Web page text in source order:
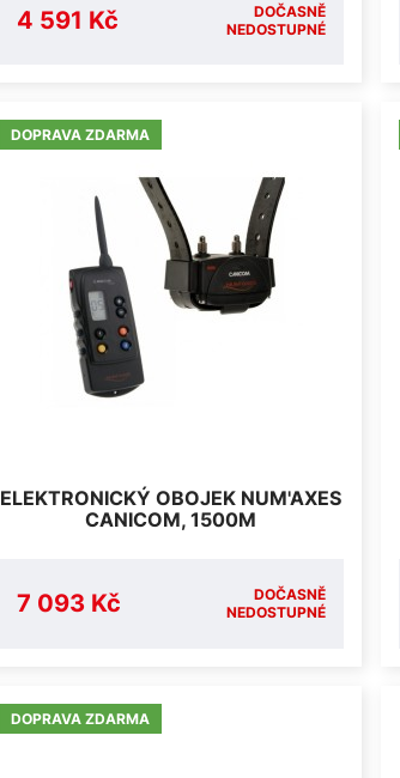
4 591 Kč
DOČASNĚ
NEDOSTUPNÉ
DOPRAVA ZDARMA
ELEKTRONICKÝ OBOJEK NUM'AXES
CANICOM, 1500M
7 093 Kč
DOČASNĚ
NEDOSTUPNÉ
DOPRAVA ZDARMA